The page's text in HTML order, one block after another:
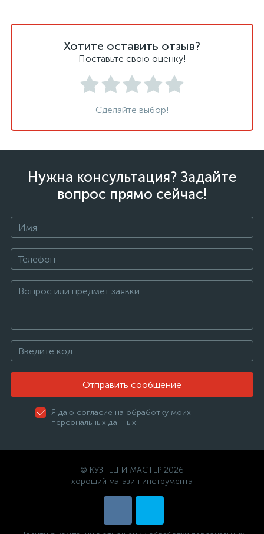
Хотите оставить отзыв?
Поставьте свою оценку!
Сделайте выбор!
Нужна консультация? Задайте
вопрос прямо сейчас!
Отправить сообщение
Я даю согласие на обработку моих
персональных данных
© КУЗНЕЦ И МАСТЕР 2026
хороший магазин инструмента